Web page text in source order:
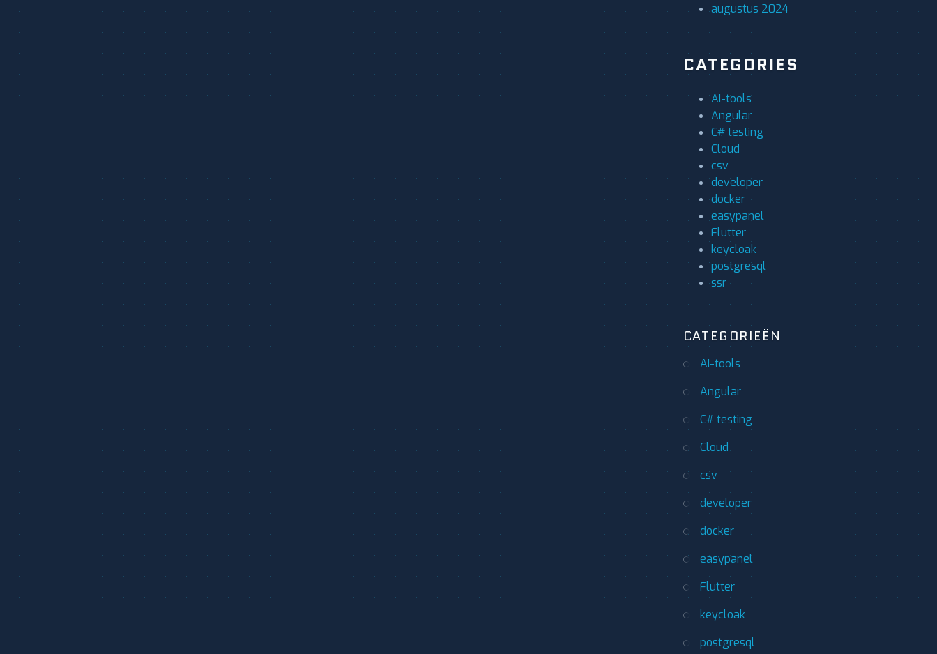
augustus 2024
CATEGORIES
AI-tools
Angular
C# testing
Cloud
csv
developer
docker
easypanel
Flutter
keycloak
postgresql
ssr
CATEGORIEËN
AI-tools
Angular
C# testing
Cloud
csv
developer
docker
easypanel
Flutter
keycloak
postgresql